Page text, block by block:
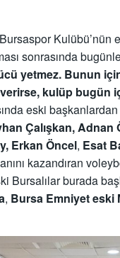
sonrasında
yetmez. Bunun
kulüp
eski başkanlardan
Çalışkan, Adnan
Erkan Öncel, Esat
kazandıran
Bursalılar burada
, Bursa Emniyet eski